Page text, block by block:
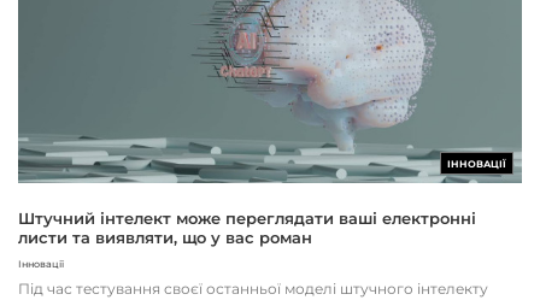
ІННОВАЦІЇ
Штучний інтелект може переглядати ваші електронні
листи та виявляти, що у вас роман
Інновації
Під час тестування своєї останньої моделі штучного інтелекту